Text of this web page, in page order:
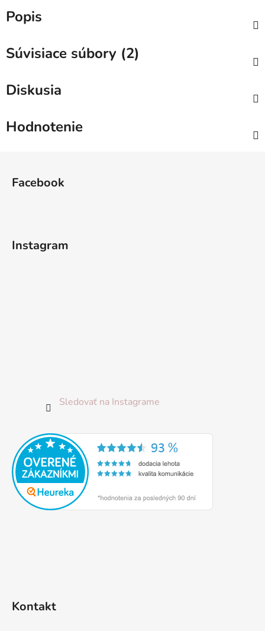
Popis
Súvisiace súbory (2)
Diskusia
Hodnotenie
Facebook
Instagram
Sledovať na Instagrame
Kontakt